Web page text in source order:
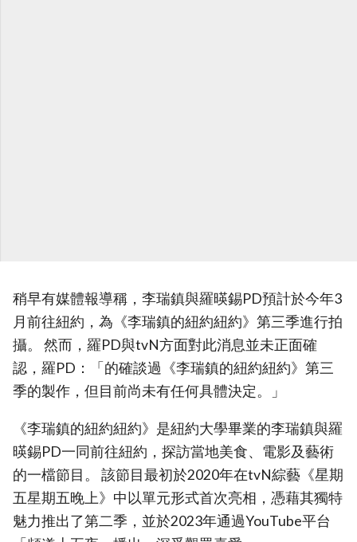
稍早有媒體報導稱，李瑞鎮與羅暎錫PD預計於今年3
月前往紐約，為《李瑞鎮的紐約紐約》第三季進行拍
攝。 然而，羅PD與tvN方面對此消息並未正面確
認，羅PD：「的確談過《李瑞鎮的紐約紐約》第三
季的製作，但目前尚未有任何具體決定。」
《李瑞鎮的紐約紐約》是紐約大學畢業的李瑞鎮與羅
暎錫PD一同前往紐約，探訪當地美食、電影及藝術
的一檔節目。 該節目最初於2020年在tvN綜藝《星期
五星期五晚上》中以單元形式首次亮相，憑藉其獨特
魅力推出了第二季，並於2023年通過YouTube平台